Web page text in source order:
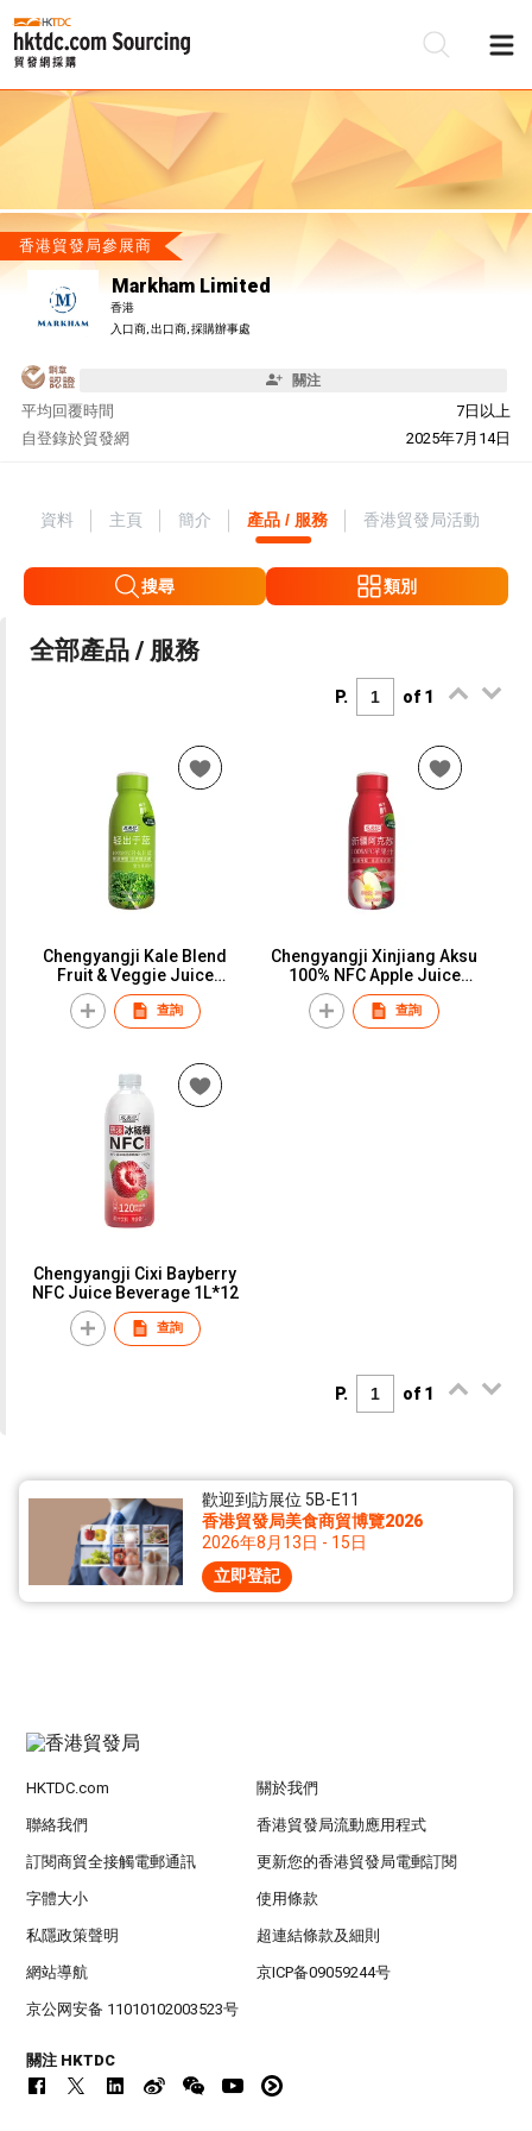
香港貿發局參展商
Markham Limited
香港
入口商, 出口商, 採購辦事處
關注
平均回覆時間
7日以上
自
2025年7月14日
登錄於貿發網
資料 主頁 簡介 產品 / 服務 香港貿發局活動
搜尋 類別
全部產品 / 服務
P. of 1
Chengyangji Kale Blend
Fruit & Veggie Juice
280ml*12
查詢
Chengyangji Xinjiang Aksu
100% NFC Apple Juice
280ml
查詢
Chengyangji Cixi Bayberry
NFC Juice Beverage 1L*12
查詢
P. of 1
歡迎到訪展位 5B-E11
香港貿發局美食商貿博覽2026
2026年8月13日 - 15日
立即登記
HKTDC.com 關於我們
聯絡我們 香港貿發局流動應用程式
訂閱商貿全接觸電郵通訊 更新您的香港貿發局電郵訂閱
字體大小 使用條款
私隱政策聲明 超連結條款及細則
網站導航 京ICP备09059244号
京公网安备 11010102003523号
關注 HKTDC